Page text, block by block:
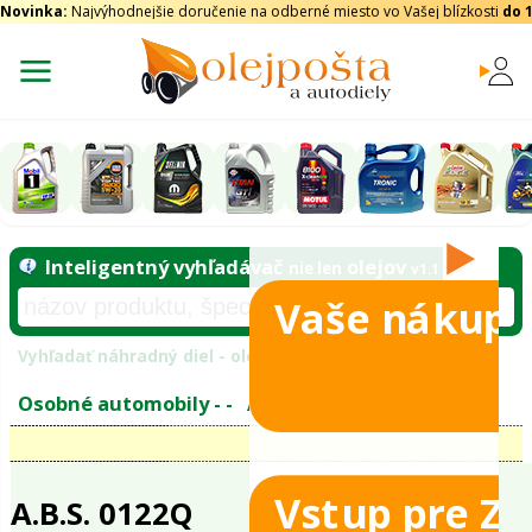
Novinka: Najvýhodnejšie doručenie na odberné miesto vo Vašej blízkosti do
Inteligentný vyhľadávač
Vyhľadať náhradný diel - olejový filter -
Vaše nákupy
Vstup pre